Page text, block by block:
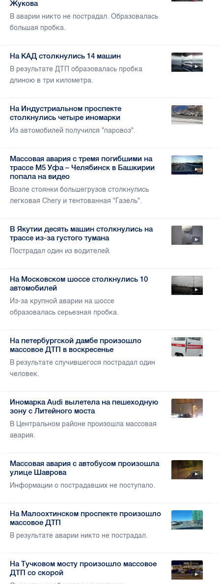
Жукова
В аварии никто не пострадал. Образовалась
большая пробка.
На КАД столкнулись 14 машин
В результате ДТП образовалась пробка
длиною в три километра.
На Индустриальном проспекте
столкнулись четыре иномарки
Из автомобилей получился "паровоз".
Массовая авария с тремя погибшими на
трассе М5 Уфа – Челябинск в Башкирии
попала на видео
Возле стоянки большегрузов столкнулись
легковая Chery и тентованная "Газель".
В Якутии десять машин столкнулись на
трассе из-за густого тумана
Пострадал один из водителей.
На Московском шоссе столкнулись 10
автомобилей
Из-за крупной аварии на шоссе
образовалась серьезная пробка.
На петербургской дамбе произошло
массовое ДТП в воскресенье
В результате случившегося пострадал один
человек.
Иномарка Audi вылетела на пешеходную
зону с Литейного моста
В Центральном районе произошла массовая
авария.
Массовая авария с автобусом произошла
улице Шаврова
Информации о пострадавших не поступало.
На Малоохтинском проспекте произошло
массовое ДТП
В результате аварии никто не пострадал.
На Тучковом мосту произошло массовое
ДТП со скорой